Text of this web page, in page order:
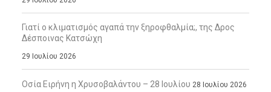
Γιατί ο κλιματισμός αγαπά την ξηροφθαλμία;, της Δρος
Δέσποινας Κατσώχη
29 Ιουλίου 2026
Οσία Ειρήνη η Χρυσοβαλάντου – 28 Ιουλίου 28 Ιουλίου 2026